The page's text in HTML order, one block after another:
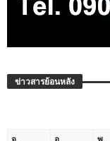
ข่าวสารย้อนหลัง